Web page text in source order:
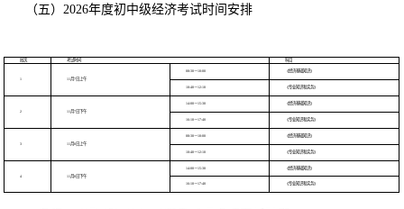
（五）2026年度初中级经济考试时间安排
批次 考试时间 科目
1 11月7日上午
08:30－10:00 《经济基础知识》
10:40－12:10 《专业知识和实务》
2 11月7日下午
14:00－15:30 《经济基础知识》
16:10－17:40 《专业知识和实务》
3 11月8日上午
08:30－10:00 《经济基础知识》
10:40－12:10 《专业知识和实务》
4 11月8日下午
14:00－15:30 《经济基础知识》
16:10－17:40 《专业知识和实务》